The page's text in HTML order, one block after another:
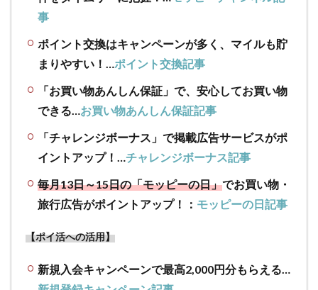
キャンペ
ーン！
2.1
まずは
キャンペーン
Aグループ
（DUO)とBグ
（CANADEL）
両方購入で実
も
う少し
CANADEL
ンペーン
を説明し
事
ポイント交換はキャンペーンが多く、マイルも貯
まりやすい！…ポイント交換記事
「お買い物あんしん保証」で、安心してお買い物
できる…お買い物あんしん保証記事
「チャレンジボーナス」で掲載広告サービスがポ
イントアップ！…チャレンジボーナス記事
毎月13日～15日の「モッピーの日」でお買い物・
旅行広告がポイントアップ！： モッピーの日記事
【ポイ活への活用】
新規入会キャンペーンで最高2,000円分もらえる…